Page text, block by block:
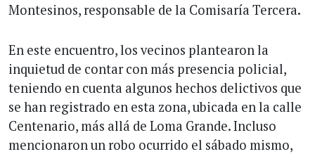
Montesinos, responsable de la Comisaría Tercera.
En este encuentro, los vecinos plantearon la
inquietud de contar con más presencia policial,
teniendo en cuenta algunos hechos delictivos que
se han registrado en esta zona, ubicada en la calle
Centenario, más allá de Loma Grande. Incluso
mencionaron un robo ocurrido el sábado mismo,